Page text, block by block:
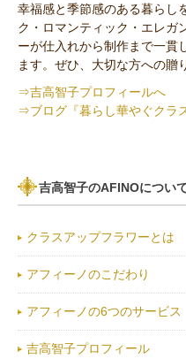
幸福感と季節感のある暮らし
ク・ロマンティック・エレガ
ーが仕入れから制作まで一貫
ます。ぜひ、大切な方への贈
⇒吉高智子プロフィールへ
⇒ブログ『暮らし華やぐクラ
吉高智子のAFINOについ
クラスアップフラワーとは
アフィーノのこだわり
アフィーノの6つのサービス
吉高智子プロフィール